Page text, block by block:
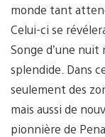
monde tant
Celui-ci se
Songe d’une
splendide. Dans
seulement des
mais aussi de
pionnière de